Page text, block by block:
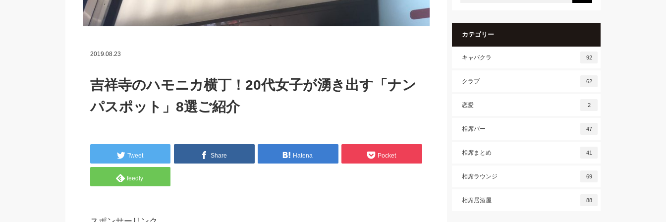
2019.08.23
吉祥寺のハモニカ横丁！20代女子が湧き出す「ナン
パスポット」8選ご紹介
Tweet Share Hatena Pocket
feedly
カテゴリー
キャバクラ 92
クラブ 62
恋愛 2
相席バー 47
相席まとめ 41
相席ラウンジ 69
相席居酒屋 88